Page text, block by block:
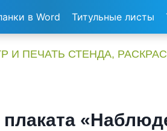
в Word Титульные листы
ПЕЧАТЬ СТЕНДА,